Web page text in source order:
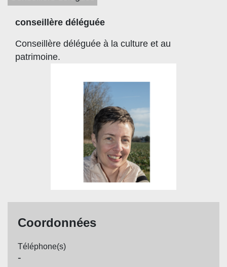
conseillère déléguée
Conseillère déléguée à la culture et au
patrimoine.
Coordonnées
Téléphone(s)
-